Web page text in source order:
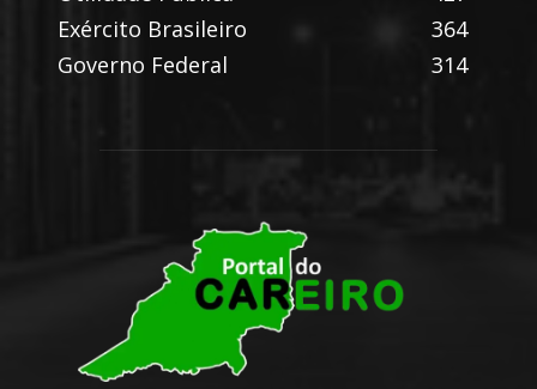
Exército Brasileiro
364
Governo Federal
314